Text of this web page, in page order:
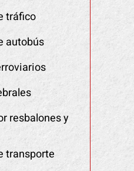
tráfico
autobús
resbalones y
transporte